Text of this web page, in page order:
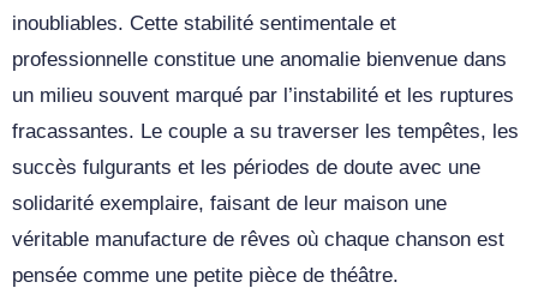
inoubliables. Cette stabilité sentimentale et
professionnelle constitue une anomalie bienvenue dans
un milieu souvent marqué par l’instabilité et les ruptures
fracassantes. Le couple a su traverser les tempêtes, les
succès fulgurants et les périodes de doute avec une
solidarité exemplaire, faisant de leur maison une
véritable manufacture de rêves où chaque chanson est
pensée comme une petite pièce de théâtre.